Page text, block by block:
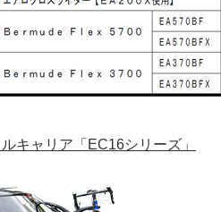
キャリア「EC16シリーズ」